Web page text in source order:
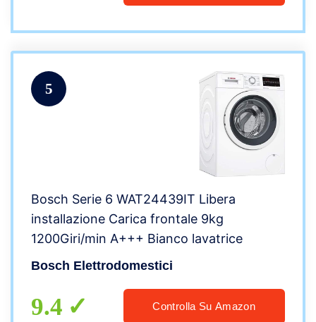
5
Bosch Serie 6 WAT24439IT Libera
installazione Carica frontale 9kg
1200Giri/min A+++ Bianco lavatrice
Bosch Elettrodomestici
9.4 Controlla Su Amazon